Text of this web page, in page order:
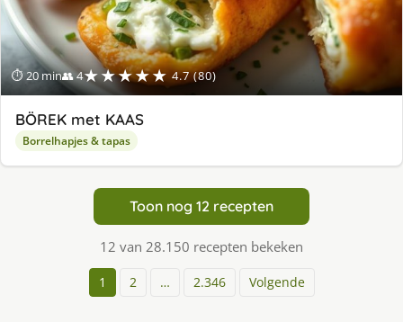
⏱ 20 min👥 4★★★★★ 4.7 (80)
BÖREK met KAAS
Borrelhapjes & tapas
Toon nog 12 recepten
12 van 28.150 recepten bekeken
1 2 … 2.346 Volgende